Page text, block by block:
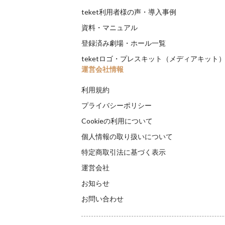
teket利用者様の声・導入事例
資料・マニュアル
登録済み劇場・ホール一覧
teketロゴ・プレスキット（メディアキット）
運営会社情報
利用規約
プライバシーポリシー
Cookieの利用について
個人情報の取り扱いについて
特定商取引法に基づく表示
運営会社
お知らせ
お問い合わせ